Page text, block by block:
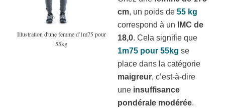
Illustration d'une femme d'1m75 pour
55kg
cm, un poids de 55 kg
correspond à un
IMC de
18,0. Cela signifie que
1m75 pour 55kg se
place dans la catégorie
maigreur, c’est-à-dire
une insuffisance
pondérale modérée.